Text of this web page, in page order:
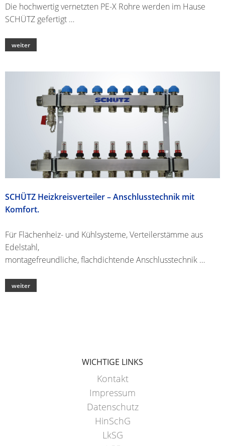
Die hochwertig vernetzten PE-X Rohre werden im Hause
SCHÜTZ gefertigt …
weiter
SCHÜTZ Heizkreisverteiler – Anschlusstechnik mit
Komfort.
Für Flächenheiz- und Kühlsysteme, Verteilerstämme aus
Edelstahl,
montagefreundliche, flachdichtende Anschlusstechnik …
weiter
WICHTIGE LINKS
Kontakt
Impressum
Datenschutz
HinSchG
LkSG